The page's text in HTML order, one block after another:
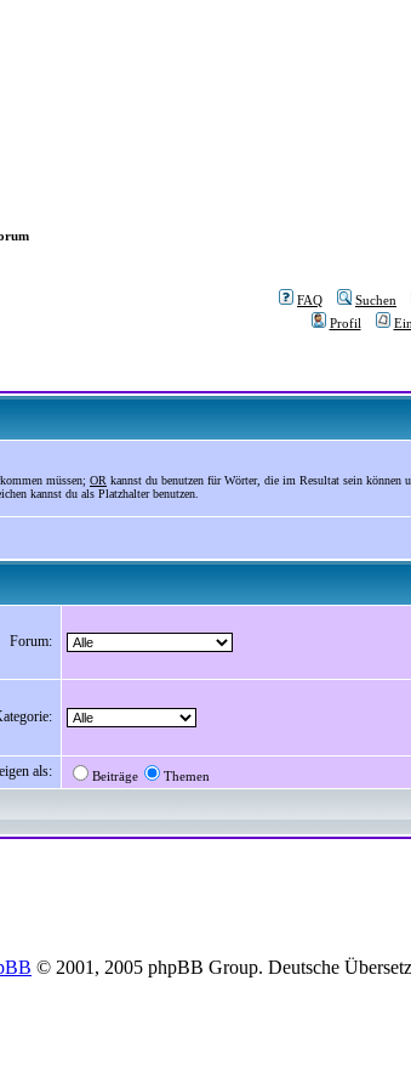
FAQ Suchen
Profil
müssen; OR kannst du benutzen für Wörter, die im Resultat sein können
kannst du als Platzhalter benutzen.
Forum:
als: Beiträge Themen
© 2001, 2005 phpBB Group. Deutsche